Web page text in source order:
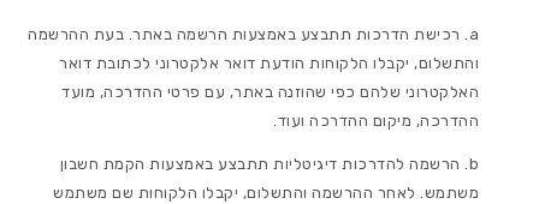
רכישת הדרכות תתבצע באמצעות הרשמה באתר. בעת ההרשמה
והתשלום, יקבלו הלקוחות הודעת דואר אלקטרוני לכתובת דואר
האלקטרוני שלהם כפי שהוזנה באתר, עם פרטי ההדרכה, מועד
ההדרכה, מיקום ההדרכה ועוד.
הרשמה להדרכות דיגיטליות תתבצע באמצעות הקמת חשבון
משתמש. לאחר ההרשמה והתשלום, יקבלו הלקוחות שם משתמש